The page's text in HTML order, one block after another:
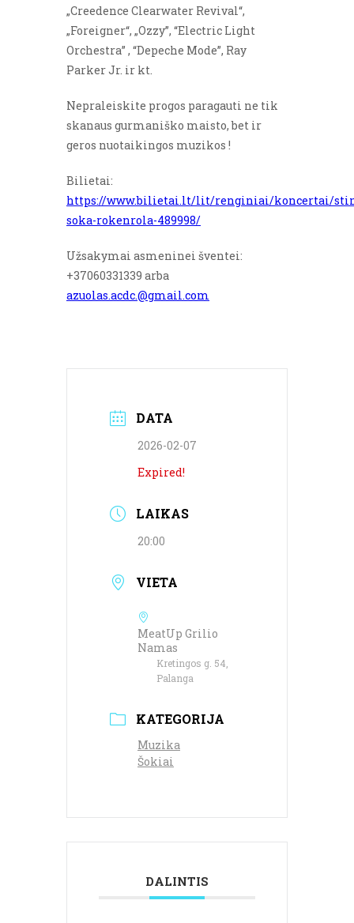
„Creedence Clearwater Revival“,
„Foreigner“, „Ozzy”, “Electric Light
Orchestra” , “Depeche Mode”, Ray
Parker Jr. ir kt.
Nepraleiskite progos paragauti ne tik
skanaus gurmaniško maisto, bet ir
geros nuotaikingos muzikos !
Bilietai:
https://www.bilietai.lt/lit/renginiai/koncertai/
soka-rokenrola-489998/
Užsakymai asmeninei šventei:
+37060331339 arba
azuolas.acdc.@gmail.com
DATA
2026-02-07
Expired!
LAIKAS
20:00
VIETA
MeatUp Grilio
Namas
Kretingos g. 54,
Palanga
KATEGORIJA
Muzika
Šokiai
DALINTIS